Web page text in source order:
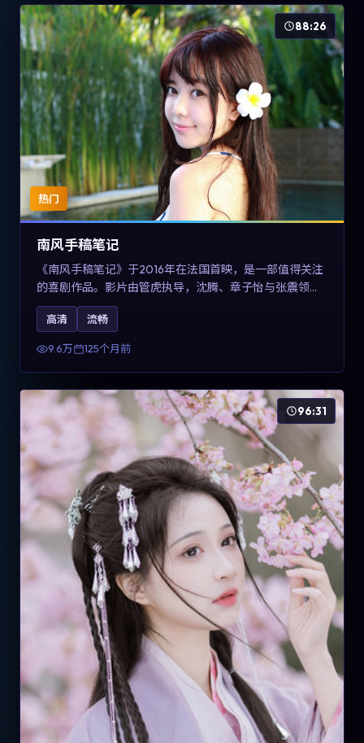
热门
88:26
南风手稿笔记
《南风手稿笔记》于2016年在法国首映，是一部值得关注
的喜剧作品。影片由管虎执导，沈腾、章子怡与张震领衔
出演。剧情通过回忆与现实交错呈现记忆的可塑性，整体
完成度高，适合希望了解法国喜剧类型创作的观众在线观
高清 流畅
9.6万 125个月前
96:31